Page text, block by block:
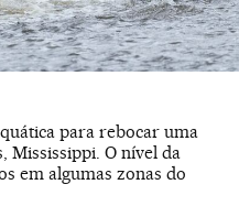
para rebocar uma
Mississippi. O nível da
em algumas zonas do